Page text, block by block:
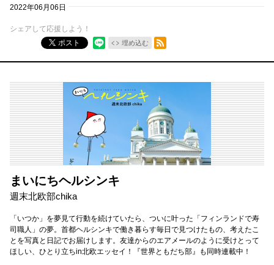
2022年06月06日
シェアして応援しよう！
ポスト
埋め込む
RSSフィード
まいにちヘルシンキ
週末北欧部chika
「いつか」を夢見て行動を続けていたら、ついに叶った「フィンランドで寿
司職人」の夢。首都ヘルシンキで働き暮らす毎日で見つけたもの、考えたこ
とを写真と日記でお届けします。友達からのエアメールのように受けとって
ほしい、ひとり立ちin北欧エッセイ！ 『世界ともだち部』も同時連載中！